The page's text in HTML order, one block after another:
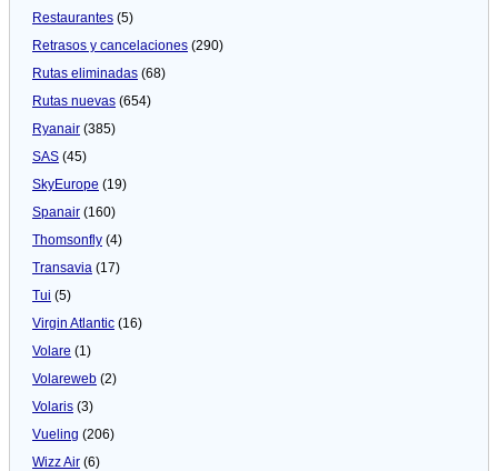
Restaurantes (5)
Retrasos y cancelaciones (290)
Rutas eliminadas (68)
Rutas nuevas (654)
Ryanair (385)
SAS (45)
SkyEurope (19)
Spanair (160)
Thomsonfly (4)
Transavia (17)
Tui (5)
Virgin Atlantic (16)
Volare (1)
Volareweb (2)
Volaris (3)
Vueling (206)
Wizz Air (6)